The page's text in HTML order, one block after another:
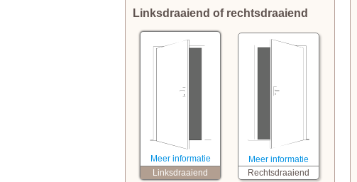
Linksdraaiend of rechtsdraaiend
Meer informatie
Linksdraaiend
Meer informatie
Rechtsdraaiend